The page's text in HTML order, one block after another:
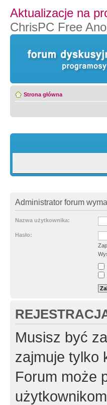
Aktualizacje na
ChrisPC Free
Strona główna
Administrator forum
Nazwa użytkownika:
Hasło:
Musisz być
zajmuje tylko
Forum może